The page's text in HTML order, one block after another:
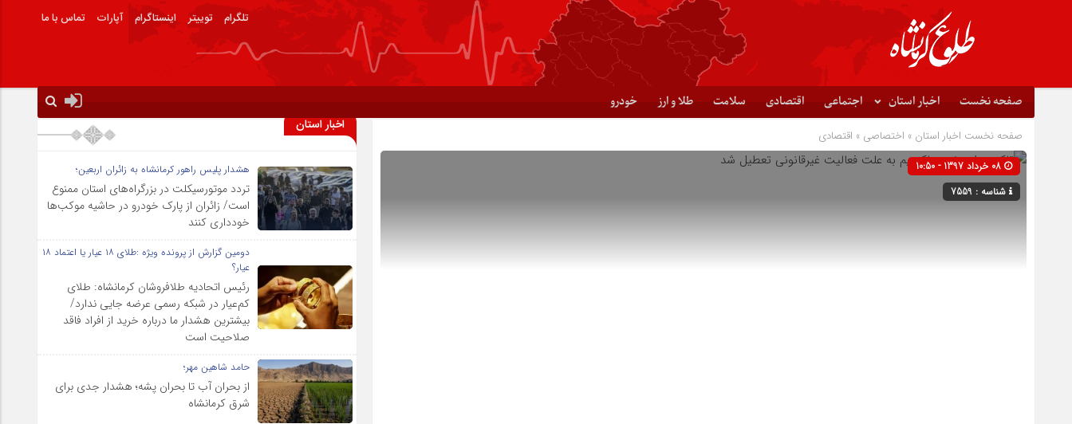
تلگرام توییتر اینستاگرام آپارات تماس با ما
صفحه نخست اخبار استان اجتماعی اقتصادی سلامت طلا و ارز خودرو
صفحه نخست اخبار استان » اختصاصی » اقتصادی
شناسه : 7559
اخبار استان
هشدار پلیس راهور کرمانشاه به زائران اربعین؛
تردد موتورسیکلت در بزرگراه‌های استان ممنوع
است/ زائران از پارک خودرو در حاشیه موکب‌ها
خودداری کنند
دومین گزارش از پرونده ویژه :طلای ۱۸ عیار یا اعتماد ۱۸
عیار؟
رئیس اتحادیه طلافروشان کرمانشاه: طلای
کم‌عیار در شبکه رسمی عرضه جایی ندارد/
بیشترین هشدار ما درباره خرید از افراد فاقد
صلاحیت است
حامد شاهین مهر؛
از بحران آب تا بحران پشه؛ هشدار جدی برای
شرق کرمانشاه